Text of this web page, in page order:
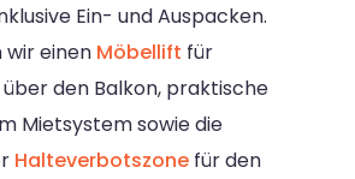
Ein- und Auspacken.
wir einen Möbellift für
den Balkon, praktische
Mietsystem sowie die
Halteverbotszone für den